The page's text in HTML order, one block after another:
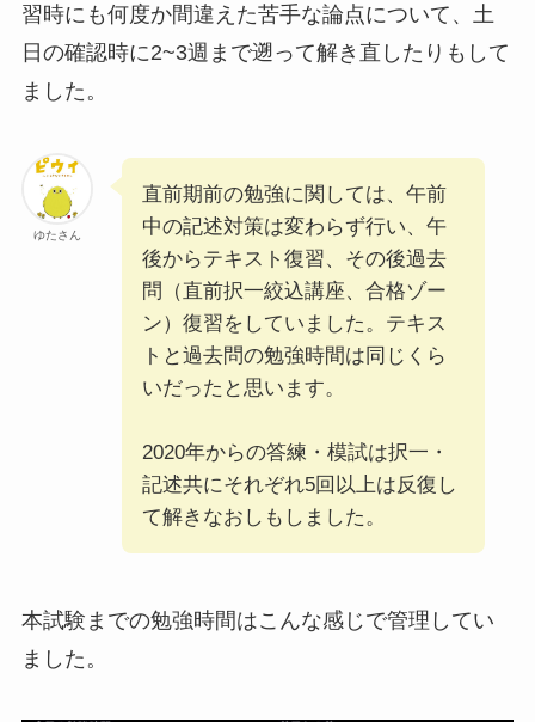
習時にも何度か間違えた苦手な論点について、土
日の確認時に2~3週まで遡って解き直したりもして
ました。
ゆたさん
直前期前の勉強に関しては、午前
中の記述対策は変わらず行い、午
後からテキスト復習、その後過去
問（直前択一絞込講座、合格ゾー
ン）復習をしていました。テキス
トと過去問の勉強時間は同じくら
いだったと思います。
2020年からの答練・模試は択一・
記述共にそれぞれ5回以上は反復し
て解きなおしもしました。
本試験までの勉強時間はこんな感じで管理してい
ました。